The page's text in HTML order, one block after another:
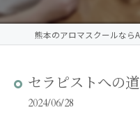
セラピストへの道
2024/06/28